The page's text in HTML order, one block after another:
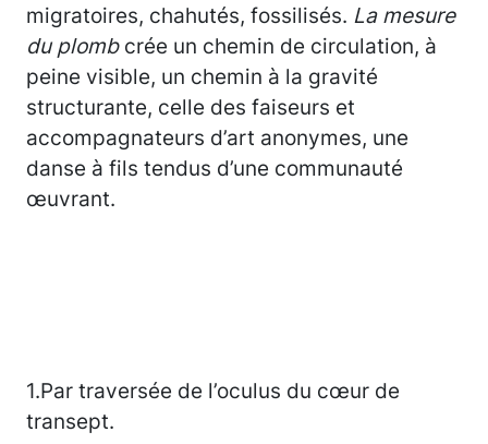
migratoires, chahutés, fossilisés. La mesure
du plombcrée un chemin de circulation, à
peine visible, un chemin à la gravité
structurante, celle des faiseurs et
accompagnateurs d’art anonymes, une
danse à fils tendus d’une communauté
œuvrant.
1.Par traversée de l’oculus du cœur de
transept.